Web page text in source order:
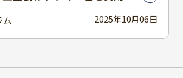
2025年10月06日
目安をご紹介
ム